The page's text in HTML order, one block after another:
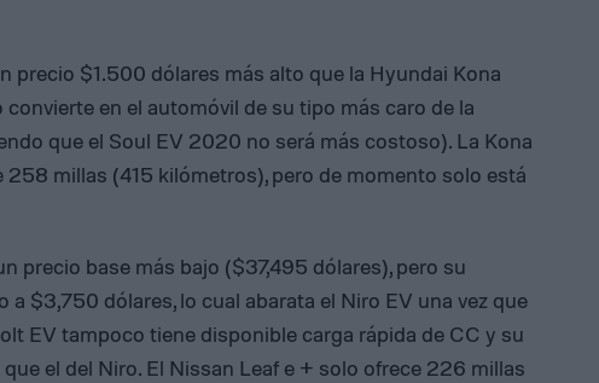
precio $1.500 dólares más alto que la Hyundai Kona
en el automóvil de su tipo más caro de la
que el Soul EV 2020 no será más costoso). La Kona
258 millas (415 kilómetros), pero de momento solo está
precio base más bajo ($37,495 dólares), pero su
a $3,750 dólares, lo cual abarata el Niro EV una vez que
EV tampoco tiene disponible carga rápida de CC y su
el del Niro. El Nissan Leaf e + solo ofrece 226 millas